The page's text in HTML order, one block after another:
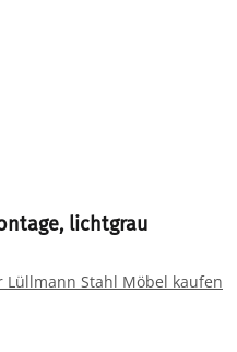
lichtgrau
Stahl Möbel kaufen